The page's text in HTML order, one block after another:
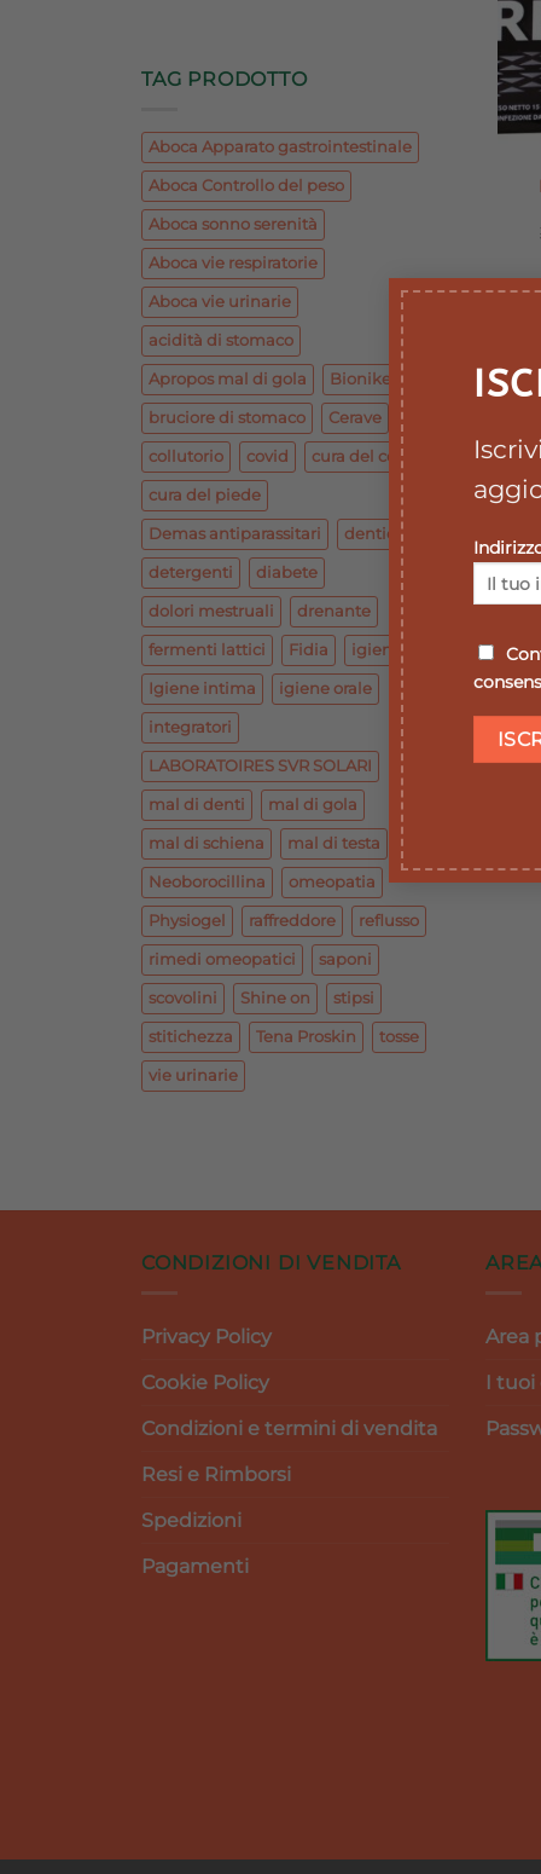
TAG PRODOTTO
Aboca Apparato gastrointestinale
Aboca Controllo del peso
Aboca sonno serenità
Aboca vie respiratorie
Aboca vie urinarie
acidità di stomaco
Apropos mal di gola Bionike base
bruciore di stomaco Cerave
collutorio covid cura del corpo
cura del piede
Demas antiparassitari dentiera
detergenti diabete
dolori mestruali drenante
fermenti lattici Fidia igiene
Igiene intima igiene orale
integratori
LABORATOIRES SVR SOLARI
mal di denti mal di gola
mal di schiena mal di testa
Neoborocillina omeopatia
Physiogel raffreddore reflusso
rimedi omeopatici saponi
scovolini Shine on stipsi
stitichezza Tena Proskin tosse
vie urinarie
CONDIZIONI DI VENDITA
Privacy Policy
Cookie Policy
Condizioni e termini di vendita
Resi e Rimborsi
Spedizioni
Pagamenti
Area
I tuoi